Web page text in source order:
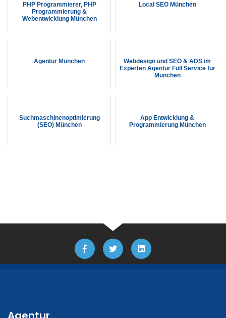
PHP Programmierer, PHP
Programmierung &
Webentwicklung München
Local SEO München
Agentur München
Webdesign und SEO & ADS im
Experten Agentur Full Service für
München
Suchmaschinenoptimierung
(SEO) München
App Entwicklung &
Programmierung München